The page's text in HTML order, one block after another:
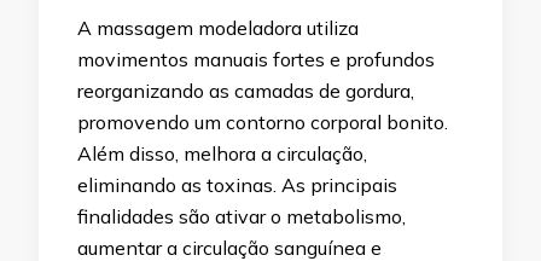
A massagem modeladora utiliza
movimentos manuais fortes e profundos
reorganizando as camadas de gordura,
promovendo um contorno corporal bonito.
Além disso, melhora a circulação,
eliminando as toxinas. As principais
finalidades são ativar o metabolismo,
aumentar a circulação sanguínea e